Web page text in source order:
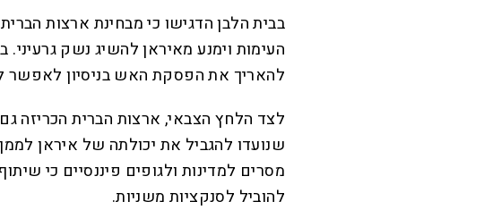
בבית הלבן הדגישו כי מבחינת ארצות
העימות וימנע מאיראן להשיג נשק גרעיני.
להאריך את הפסקת האש בניסיון לאפשר
לצד הלחץ הצבאי, ארצות הברית הכריזה
שנועדו להגביל את יכולתה של איראן
מסרים למדינות ולגופים פיננסיים כי
להוביל לסנקציות משניות.